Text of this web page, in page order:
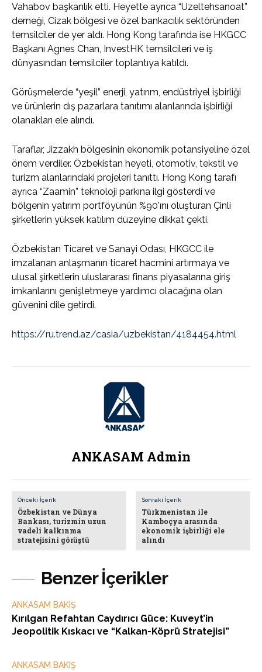
Benzer İçerikler
ANKASAM BAKIŞ
Kırılgan Refahtan Caydırıcı Güce: Kuveyt’in
Jeopolitik Kıskacı ve “Kalkan-Köprü Stratejisi”
ANKASAM BAKIŞ
Vahabov başkanlık etti. Heyette ayrıca “Uzeltehsanoat”
derneği, Cizak bölgesi ve özel bankacılık sektöründen
temsilciler de yer aldı. Hong Kong tarafında ise HKGCC
Başkanı Agnes Chan, InvestHK temsilcileri ve iş
dünyasından temsilciler toplantıya katıldı.
Görüşmelerde “yeşil” enerji, yatırım, endüstriyel işbirliği
ve ürünlerin dış pazarlara tanıtımı alanlarında işbirliği
olanakları ele alındı.
Taraflar, Jizzakh bölgesinin ekonomik potansiyeline özel
önem verdiler. Özbekistan heyeti, otomotiv, tekstil ve
turizm alanlarındaki projeleri tanıttı. Hong Kong tarafı
ayrıca “Zaamin” teknoloji parkına ilgi gösterdi ve
bölgenin yatırım portföyünün %90’ını oluşturan Çinli
şirketlerin yüksek katılım düzeyine dikkat çekti.
Özbekistan Ticaret ve Sanayi Odası, HKGCC ile
imzalanan anlaşmanın ticaret hacmini artırmaya ve
ulusal şirketlerin uluslararası finans piyasalarına giriş
imkanlarını genişletmeye yardımcı olacağına olan
güvenini dile getirdi.
https://ru.trend.az/casia/uzbekistan/4184454.html
ANKASAM Admin
Önceki İçerik
Özbekistan ve Dünya
Bankası, turizmin uzun
vadeli kalkınma
stratejisini görüştü
Sonraki İçerik
Türkmenistan ile
Kamboçya arasında
ekonomik işbirliği ele
alındı